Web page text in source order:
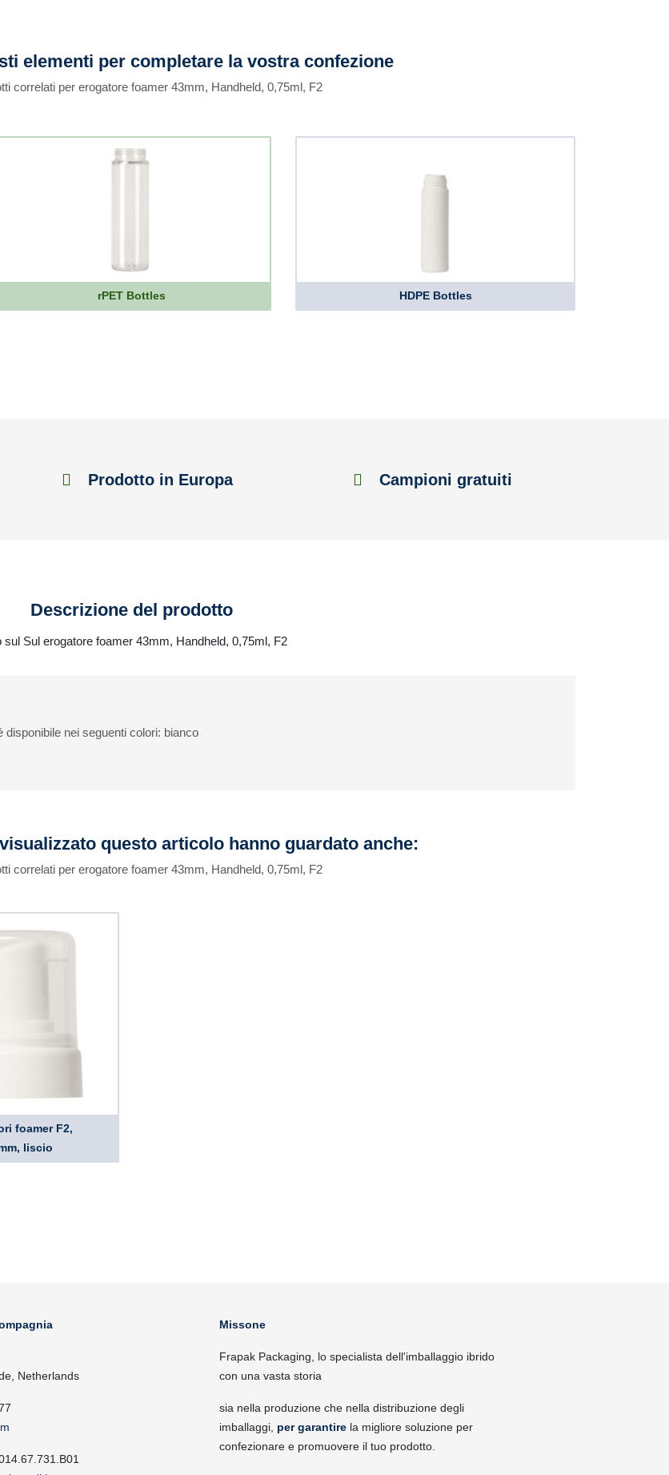
elementi per completare la vostra confezione
correlati per erogatore foamer 43mm, Handheld, 0,75ml, F2
rPET Bottles HDPE Bottles
Prodotto in Europa Campioni gratuiti
Descrizione del prodotto
sul Sul erogatore foamer 43mm, Handheld, 0,75ml, F2
nei seguenti colori: bianco
questo articolo hanno guardato anche:
correlati per erogatore foamer 43mm, Handheld, 0,75ml, F2
foamer F2,
liscio
Netherlands
Missone
Frapak Packaging, lo specialista dell'imballaggio ibrido
con una vasta storia
sia nella produzione che nella distribuzione degli
imballaggi, per garantire la migliore soluzione per
confezionare e promuovere il tuo prodotto.